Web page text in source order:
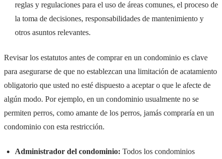
reglas y regulaciones para el uso de áreas comunes, el proceso de
la toma de decisiones, responsabilidades de mantenimiento y
otros asuntos relevantes.
Revisar los estatutos antes de comprar en un condominio es clave
para asegurarse de que no establezcan una limitación de acatamiento
obligatorio que usted no esté dispuesto a aceptar o que le afecte de
algún modo. Por ejemplo, en un condominio usualmente no se
permiten perros, como amante de los perros, jamás compraría en un
condominio con esta restricción.
Administrador del condominio: Todos los condominios